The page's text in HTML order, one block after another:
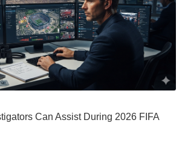
Can Assist During 2026 FIFA